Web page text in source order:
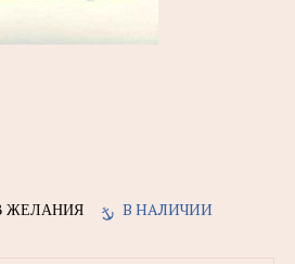
ЖЕЛАНИЯ В НАЛИЧИИ